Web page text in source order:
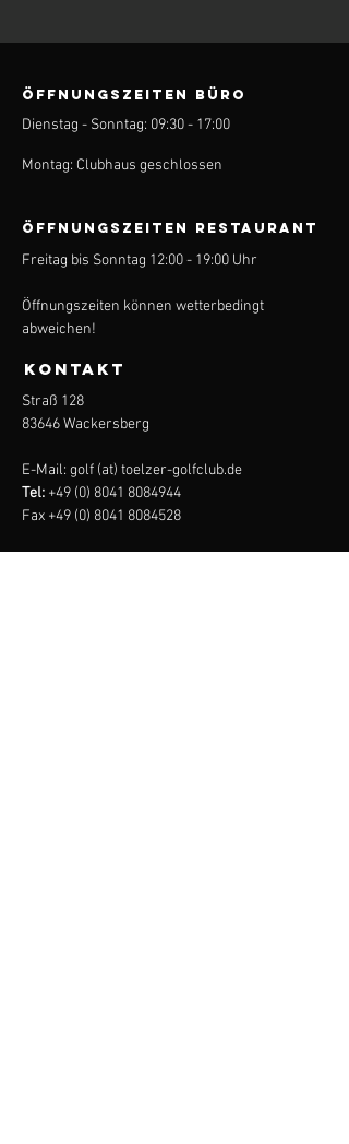
ÖFFNUNGSZEITEN BÜRO
Dienstag - Sonntag: 09:30 - 17:00
Montag: Clubhaus geschlossen
ÖFFNUNGSZEITEN Restaurant
Freitag bis Sonntag 12:00 - 19:00 Uhr
Öffnungszeiten können wetterbedingt
abweichen!
KONTAKT
Straß 128
83646 Wackersberg
E-Mail: golf (at) toelzer-golfclub.de
Tel: +49 (0) 8041 8084944
Fax +49 (0) 8041 8084528